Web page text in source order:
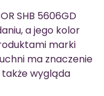
SHB 5606GD
a jego kolor
marki
ma znaczenie
także wygląda